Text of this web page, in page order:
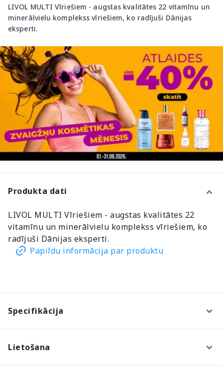
LIVOL MULTI Vīriešiem - augstas kvalitātes 22 vitamīnu un
minerālvielu komplekss vīriešiem, ko radījuši Dānijas
eksperti.
Produkta dati
LIVOL MULTI Vīriešiem - augstas kvalitātes 22
vitamīnu un minerālvielu komplekss vīriešiem, ko
radījuši Dānijas eksperti.
Papildu informācija par produktu
Specifikācija
Lietošana